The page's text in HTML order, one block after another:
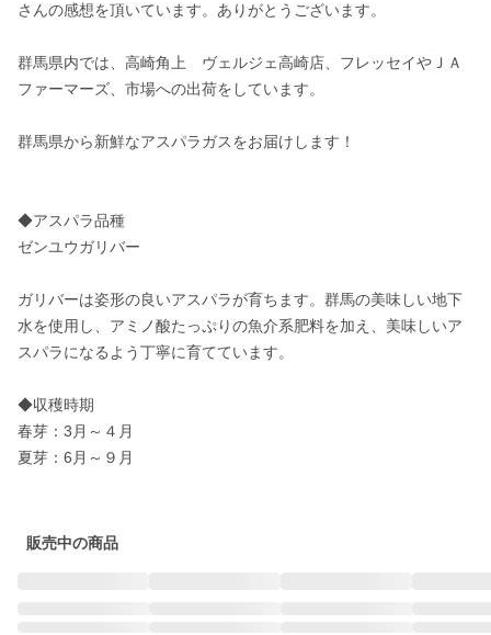
さんの感想を頂いています。ありがとうございます。
群馬県内では、高崎角上　ヴェルジェ高崎店、フレッセイやＪＡ
ファーマーズ、市場への出荷をしています。
群馬県から新鮮なアスパラガスをお届けします！
◆アスパラ品種
ゼンユウガリバー
ガリバーは姿形の良いアスパラが育ちます。群馬の美味しい地下
水を使用し、アミノ酸たっぷりの魚介系肥料を加え、美味しいア
スパラになるよう丁寧に育てています。
◆収穫時期
春芽：3月～４月
夏芽：6月～９月
販売中の商品